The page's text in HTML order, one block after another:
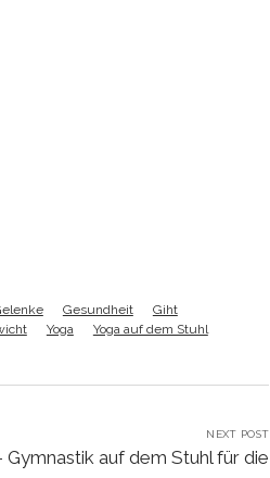
Gesundheit
Giht
Yoga Yoga auf dem Stuhl
NEXT POST
auf dem Stuhl für die